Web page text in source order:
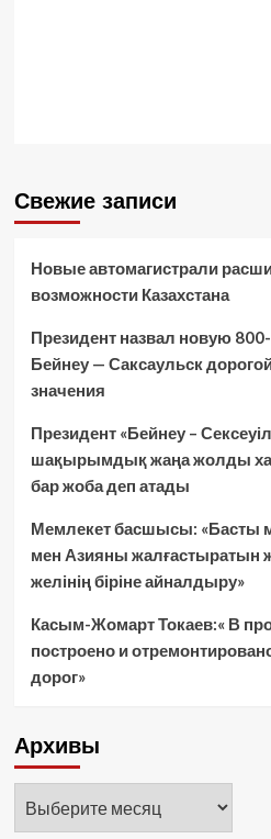
Свежие записи
Новые автомагистрали
возможности Казахстана
Президент назвал новую
Бейнеу — Саксаульск
значения
Президент «Бейнеу –
шақырымдық жаңа жолды
бар жоба деп атады
Мемлекет басшысы: «Басты
мен Азияны жалғастыратын
желінің біріне айналдыру»
Касым-Жомарт Токаев:« В
построено и
дорог»
Архивы